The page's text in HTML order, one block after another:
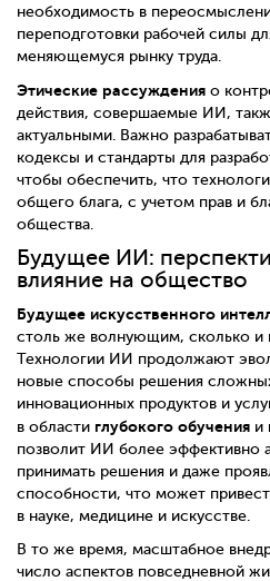
необходимость в
переподготовки рабочей силы
меняющемуся рынку труда.
Этические рассуждения о
действия, совершаемые ИИ,
актуальными. Важно
кодексы и стандарты для
чтобы обеспечить, что
общего блага, с учетом прав и
общества.
Будущее ИИ:
влияние на общество
Будущее искусственного
столь же волнующим, сколько и
Технологии ИИ продолжают
новые способы решения
инновационных продуктов и
в области глубокого обучения и
позволит ИИ более эффективно
принимать решения и даже
способности, что может
в науке, медицине и искусстве.
В то же время, масштабное
число аспектов повседневной